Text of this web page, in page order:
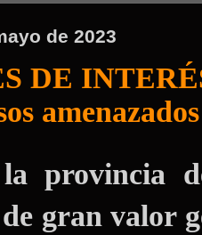
de 2023
DE
amenazados
provincia
gran valor